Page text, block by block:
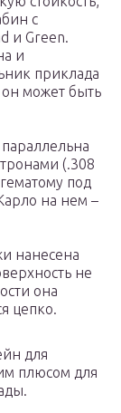
с
и Green.
и
приклада
он может быть
(.308
под
на нем –
нанесена
не
она
цепко.
для
плюсом для